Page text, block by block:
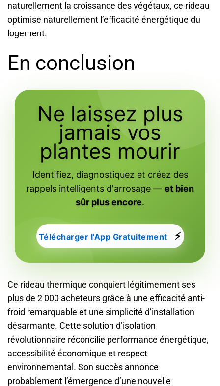
naturellement la croissance des végétaux, ce rideau
optimise naturellement l’efficacité énergétique du
logement.
En conclusion
Ne laissez plus
jamais vos
plantes mourir
Identifiez, diagnostiquez et créez des
rappels intelligents d'arrosage — et bien
sûr plus encore.
Télécharger l'App Gratuitement ⚡
Ce rideau thermique conquiert légitimement ses
plus de 2 000 acheteurs grâce à une efficacité anti-
froid remarquable et une simplicité d’installation
désarmante. Cette solution d’isolation
révolutionnaire réconcilie performance énergétique,
accessibilité économique et respect
environnemental. Son succès annonce
probablement l’émergence d’une nouvelle